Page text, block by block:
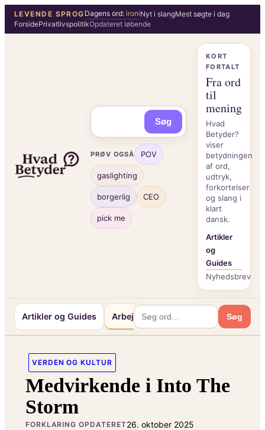
Spring
LEVENDE SPROG Dagens ord: ironiNyt i slangMest søgte i dag
ForsidePrivatlivspolitikOpdateret løbende
Søg
PRØV OGSÅ POV
gaslighting
borgerlig CEO
pick me
KORT
FORTALT
Fra ord
til
mening
Hvad
Betyder?
viser
betydningen
af ord,
udtryk,
forkortelser
og slang i
klart
dansk.
Artikler
og
Guides
Nyhedsbrev
Artikler og Guides Arbejde og Karriereliv Søg
VERDEN OG KULTUR
Medvirkende i Into The
Storm
FORKLARING OPDATERET26. oktober 2025